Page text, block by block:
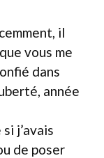
il
vous me
dans
année
j’avais
de poser